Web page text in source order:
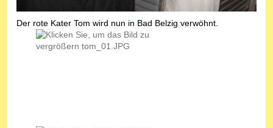
Der rote Kater Tom wird nun in Bad Belzig verwöhnt.